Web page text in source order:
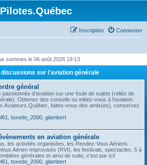
Pilotes.Québec
Connexion
Inscription
sommes le 06 août 2026 19:13
discussions sur l'aviation générale
général
passionnés d'aviation sur une foule de sujets (reliés de
Obtenez des conseils ou initiez-vous à l'aviation.
Aviateurs.Québec, faites-vous des amis(es), conservez
toxedo_2000 glambert
en aviation générale
les activités organisées, les Rendez-Vous Aériens
Aérien Improvisés (RVI), les festivals, spectacles, 5 à
générales et ainsi de suite, c'est par ici!
toxedo_2000 glambert